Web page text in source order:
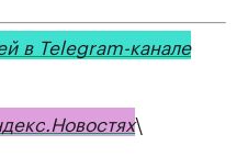
в Telegram-канале
.Новостях\